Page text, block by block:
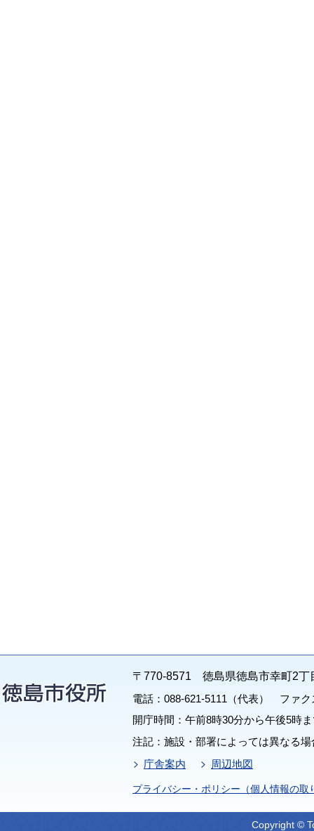
〒770-8571 徳島県徳島市幸町2丁
電話：088-621-5111（代表） ファク
開庁時間：午前8時30分から午後5時
注記：施設・部署によっては異なる
庁舎案内
周辺地図
プライバシー・ポリシー（個人情報の取
Copyright ©